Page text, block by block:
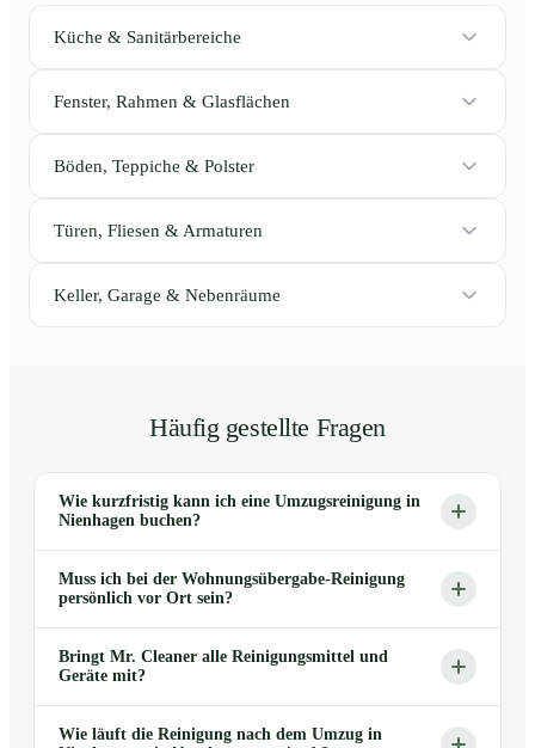
Küche & Sanitärbereiche
Fenster, Rahmen & Glasflächen
Böden, Teppiche & Polster
Türen, Fliesen & Armaturen
Keller, Garage & Nebenräume
Häufig gestellte Fragen
Wie kurzfristig kann ich eine Umzugsreinigung in
Nienhagen buchen?
Muss ich bei der Wohnungsübergabe-Reinigung
persönlich vor Ort sein?
Bringt Mr. Cleaner alle Reinigungsmittel und
Geräte mit?
Wie läuft die Reinigung nach dem Umzug in